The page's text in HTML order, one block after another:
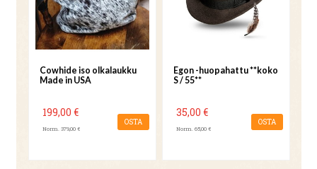
Cowhide iso olkalaukku
Made in USA
199,00 €
Norm. 379,00 €
OSTA
Egon -huopahattu **koko
S / 55**
35,00 €
Norm. 65,00 €
OSTA